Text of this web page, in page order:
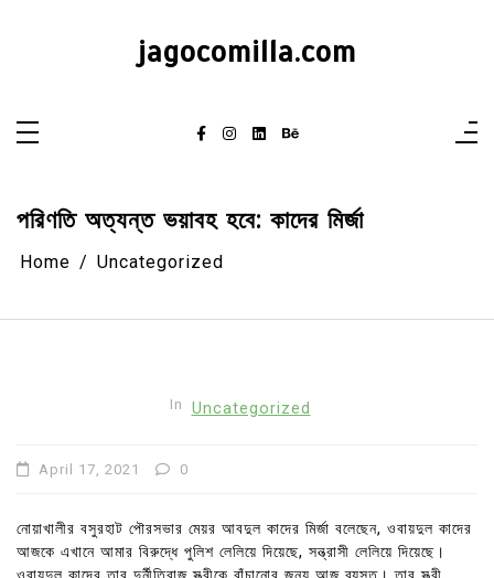
jagocomilla.com
পরিণতি অত্যন্ত ভয়াবহ হবে: কাদের মির্জা
Home Uncategorized
In Uncategorized
April 17, 2021 0
নোয়াখালীর বসুরহাট পৌরসভার মেয়র আবদুল কাদের মির্জা বলেছেন, ওবায়দুল কাদের
আজকে এখানে আমার বিরুদ্ধে পুলিশ লেলিয়ে দিয়েছে, সন্ত্রাসী লেলিয়ে দিয়েছে।